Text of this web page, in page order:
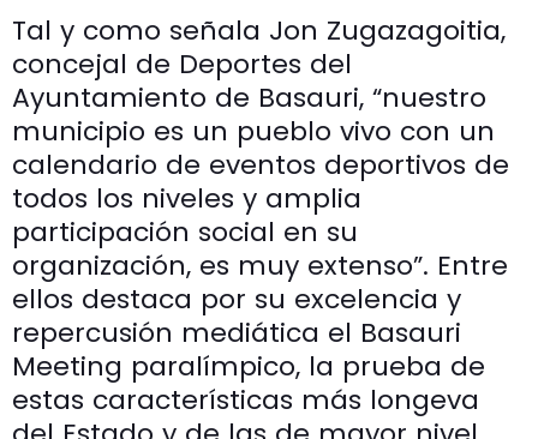
Tal y como señala Jon Zugazagoitia,
concejal de Deportes del
Ayuntamiento de Basauri, “nuestro
municipio es un pueblo vivo con un
calendario de eventos deportivos de
todos los niveles y amplia
participación social en su
organización, es muy extenso”. Entre
ellos destaca por su excelencia y
repercusión mediática el Basauri
Meeting paralímpico, la prueba de
estas características más longeva